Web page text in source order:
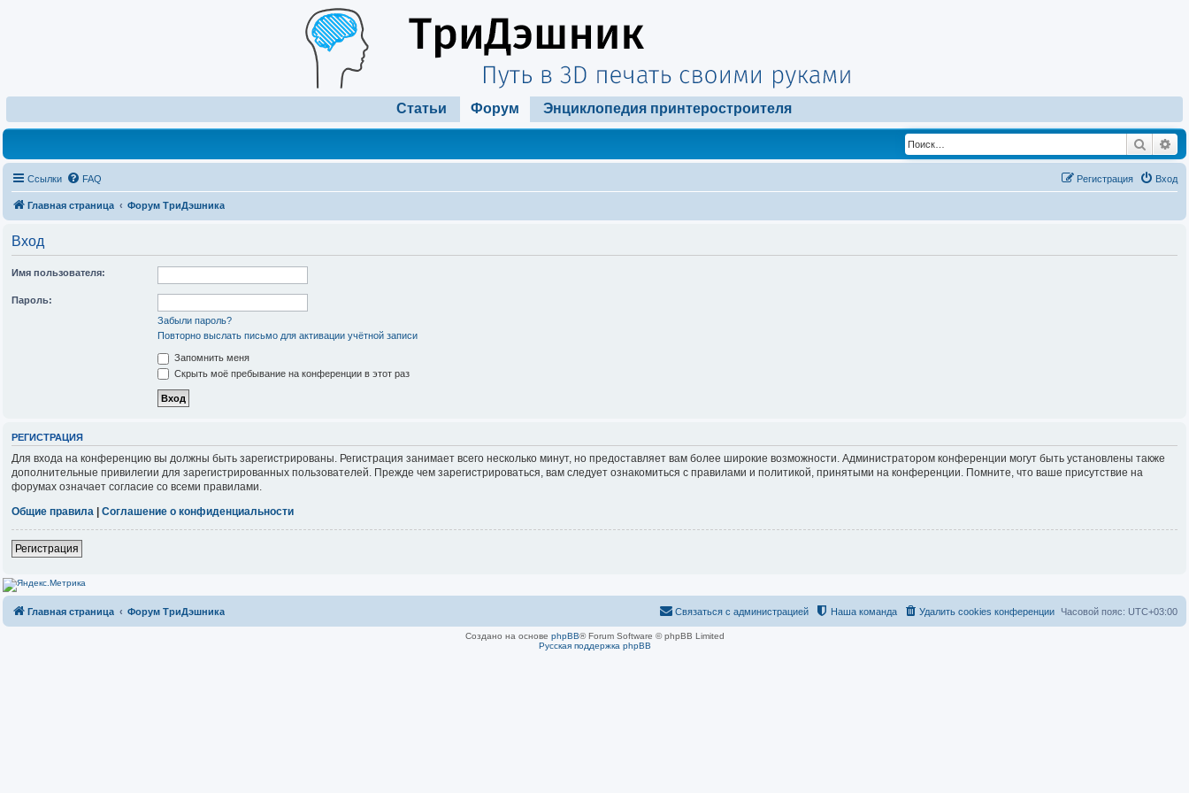
Статьи Форум Энциклопедия принтеростроителя
Поиск
Ссылки FAQ Вход
Регистрация
Главная страница Форум ТриДэшника
Вход
Имя пользователя:
Пароль:
Забыли пароль?
Повторно выслать письмо для активации учётной записи
Запомнить меня
Скрыть моё пребывание на конференции в этот раз
РЕГИСТРАЦИЯ
Для входа на конференцию вы должны быть зарегистрированы. Регистрация занимает всего несколько минут, но предоставляет вам более широкие возможности. Администратором конференции могут быть установлены также
дополнительные привилегии для зарегистрированных пользователей. Прежде чем зарегистрироваться, вам следует ознакомиться с правилами и политикой, принятыми на конференции. Помните, что ваше присутствие на
форумах означает согласие со всеми правилами.
Общие правила | Соглашение о конфиденциальности
Регистрация
Главная страница Форум ТриДэшника Часовой пояс: UTC+03:00
Удалить cookies конференции
Наша команда
Связаться с администрацией
Создано на основе phpBB® Forum Software © phpBB Limited
Русская поддержка phpBB